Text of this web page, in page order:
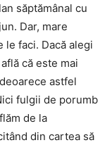
săptămânal cu
Dar, mare
le faci. Dacă alegi
că este mai
astfel
fulgii de porumb
de la
din cartea să